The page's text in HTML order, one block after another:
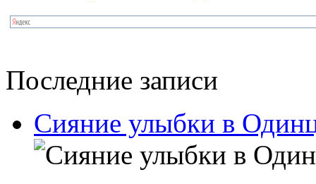
Последние записи
Сияние улыбки в